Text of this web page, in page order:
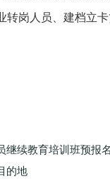
转岗人员、建档立
继续教育培训班预报
的地